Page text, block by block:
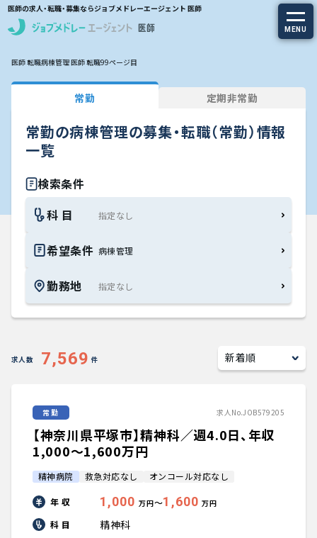
医師の求人・転職・募集ならジョブメドレーエージェント 医師
MENU
求人を探す
常勤の求人
定期非常勤の求人
特集から探す
エージェントサービス
エージェントサービスTOP
サービスの流れ
医師の求人・転職Q&A
知りたい・聞きたい
転職成功事例
医師の転職マニュアル
データで見る医師の平均年収
医師 転職病棟管理 医師 転職99ページ目
常勤 定期非常勤
常勤の病棟管理の募集・転職（常勤）情報
一覧
検索条件
科 目
希望条件 病棟管理
勤務地
求人数 7,569 件
常勤 求人No.JOB579205
【神奈川県平塚市】精神科／週4.0日、年収
1,000〜1,600万円
精神病院 救急対応なし オンコール対応なし
年 収 1,000 万円〜1,600 万円
科 目 精神科